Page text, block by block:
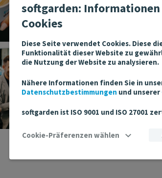
softgarden: Informationen
Cookies
Diese Seite verwendet Cookies. Diese
Funktionalität dieser Website zu
die Nutzung der Website zu analysieren.
Nähere Informationen finden Sie in
Datenschutzbestimmungen und unserer
softgarden ist ISO 9001 und ISO 27001